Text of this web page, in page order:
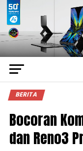
BERITA
Bocoran
dan Reno3